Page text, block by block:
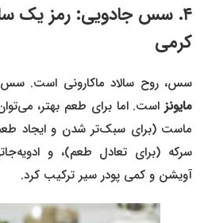
۴. سس جادویی: رمز یک
کرمی
سس، روح سالاد ماکارونی است. سس
مایونزاست. اما برای طعم بهتر، می‌توان
ماست (برای سبک‌تر شدن و ایجاد طعم
سرکه (برای تعادل طعم)، و
آویشن و کمی پودر سیر ترکیب کرد.